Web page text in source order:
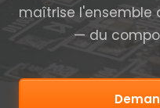
maîtrise l'ensemble
— du